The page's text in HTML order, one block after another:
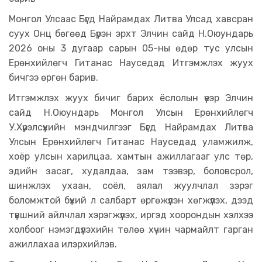
Монгол Улсаас Бүгд Найрамдах Литва Улсад хавсран
суух Онц бөгөөд Бүрэн эрхт Элчин сайд Н.Оюундарь
2026 оны 3 дугаар сарын 05-ны өдөр тус улсын
Ерөнхийлөгч Гитанас Науседад Итгэмжлэх жуух
бичгээ өргөн барив.
Итгэмжлэх жуух бичиг барих ёслолын үеэр Элчин
сайд Н.Оюундарь Монгол Улсын Ерөнхийлөгч
У.Хүрэлсүхийн мэндчилгээг Бүгд Найрамдах Литва
Улсын Ерөнхийлөгч Гитанас Науседад уламжилж,
хоёр улсын харилцаа, хамтын ажиллагааг улс төр,
эдийн засаг, худалдаа, зам тээвэр, боловсрол,
шинжлэх ухаан, соёл, аялал жуулчлал зэрэг
боломжтой бүхий л салбарт өргөжүүлэн хөгжүүлэх, дээд
түвшний айлчлал хэрэгжүүлэх, иргэд хоорондын хэлхээ
холбоог нэмэгдүүлэхийн төлөө хүчин чармайлт гарган
ажиллахаа илэрхийлэв.